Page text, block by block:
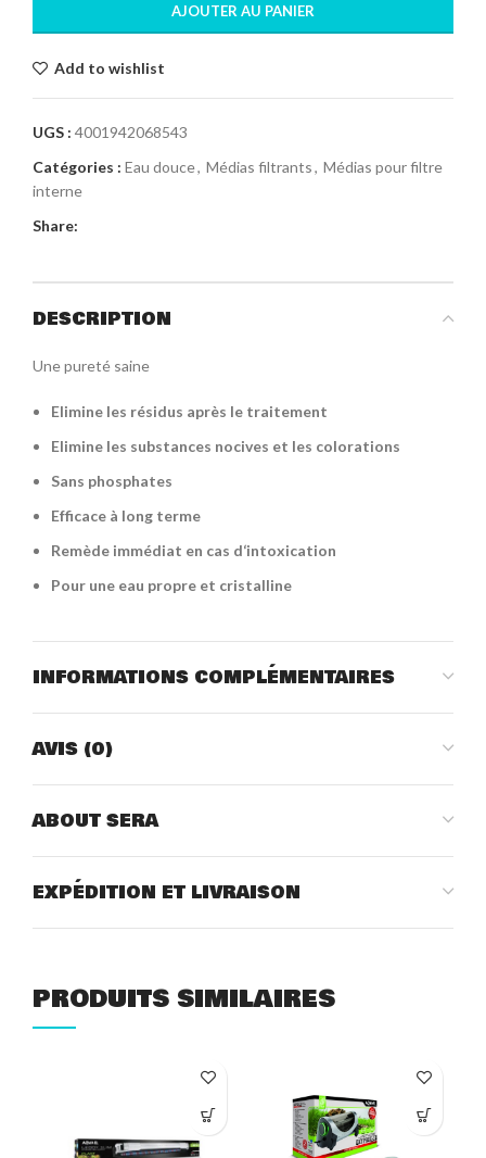
AJOUTER AU PANIER
Add to wishlist
UGS : 4001942068543
Catégories : Eau douce, Médias filtrants, Médias pour filtre
interne
Share:
DESCRIPTION
Une pureté saine
Elimine les résidus après le traitement
Elimine les substances nocives et les colorations
Sans phosphates
Efficace à long terme
Remède immédiat en cas d‘intoxication
Pour une eau propre et cristalline
INFORMATIONS COMPLÉMENTAIRES
AVIS (0)
ABOUT SERA
EXPÉDITION ET LIVRAISON
PRODUITS SIMILAIRES